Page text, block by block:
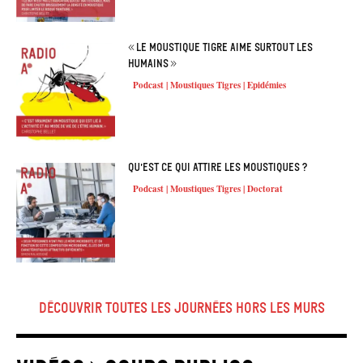
« Le moustique tigre aime surtout les
humains »
Podcast | Moustiques Tigres | Epidémies
Qu’est ce qui attire les moustiques ?
Podcast | Moustiques Tigres | Doctorat
Découvrir Toutes les journées hors les murs